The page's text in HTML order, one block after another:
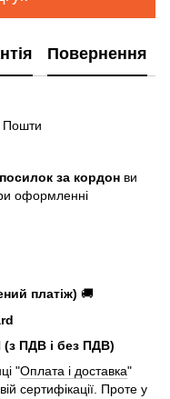
Повернення
Пошти
за кордон ви
оформленні
платіж) 🚚
ПДВ і без ПДВ)
"Оплата і доставка"
сертифікації. Проте у